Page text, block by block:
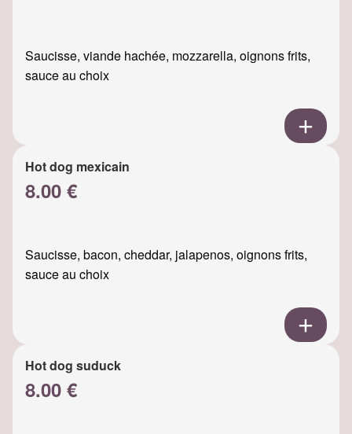
Saucisse, viande hachée, mozzarella, oignons frits,
sauce au choix
Hot dog mexicain
8.00 €
Saucisse, bacon, cheddar, jalapenos, oignons frits,
sauce au choix
Hot dog suduck
8.00 €